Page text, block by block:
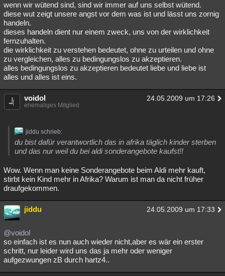
wenn wir wütend sind, sind wir immer auf uns selbst wütend.
diese wut zeigt unsere angst vor dem was ist und lässt uns zornig
handeln.
dieses handeln dient nur einem zweck, uns von der wirklichkeit
fernzuhalten.
die wirklichkeit zu verstehen bedeutet, ohne zu urteilen und ohne
zu vergleichen, alles zu bedingungslos zu akzeptieren.
alles bedingungslos zu akzeptieren bedeutet liebe und liebe ist
alles und alles ist eins.
voidol 24.05.2009 um 17:26
ehemaliges Mitglied
jiddu schrieb:
du bist dafür verantwortlich das in afrika täglich kinder sterben
und das nur weil du bei aldi sonderangebote kaufst!!
Wow. Wenn man keine Sonderangebote beim Aldi mehr kauft,
stirbt kein Kind mehr in Afrika? Warum ist man da nicht früher
draufgekommen.
jiddu 24.05.2009 um 17:33
@voidol
so einfach ist es nun auch wieder nicht,aber es wär ein erster
schritt, nur leider wird uns das ja mehr oder weniger
aufgezwungen zB durch hartz4..